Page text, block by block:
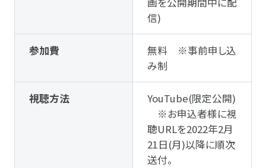
信)
参加費
無料 ※事前申し込
み制
視聴方法
YouTube(限定公開)
※お申込者様に視
聴URLを2022年2月
21日(月)以降に順次
送付。